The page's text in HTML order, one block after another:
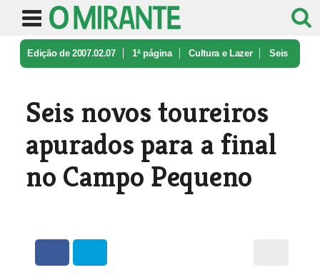
Edição de 2007.02.07 1ª página Cultura e Lazer Seis
Seis novos toureiros
apurados para a final
no Campo Pequeno